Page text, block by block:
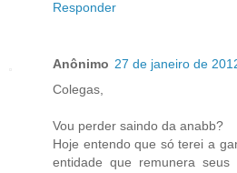
Responder
Anônimo 27 de janeiro de
Colegas,
Vou perder saindo da anabb?
Hoje entendo que só terei a
entidade que remunera